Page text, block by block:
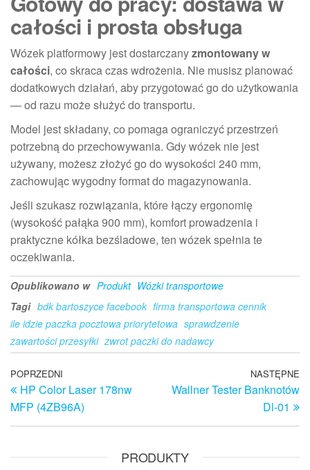
całości i prosta obsługa
Wózek platformowy jest dostarczanyzmontowany w
całości, co skraca czas wdrożenia. Nie musisz planować
dodatkowych działań, aby przygotować go do użytkowania
— od razu może służyć do transportu.
Model jest składany, co pomaga ograniczyć przestrzeń
potrzebną do przechowywania. Gdy wózek nie jest
używany, możesz złożyć go do wysokości 240 mm,
zachowując wygodny format do magazynowania.
Jeśli szukasz rozwiązania, które łączy ergonomię
(wysokość pałąka 900 mm), komfort prowadzenia i
praktyczne kółka bezśladowe, ten wózek spełnia te
oczekiwania.
Opublikowano w Produkt Wózki transportowe
Tagi bdk bartoszyce facebook firma transportowa cennik
ile idzie paczka pocztowa priorytetowa sprawdzenie
zawartości przesyłki zwrot paczki do nadawcy
Nawigacja
wpisu
Poprzedni
wpis
POPRZEDNI
HP Color Laser 178nw
MFP (4ZB96A)
NASTĘPNE
Wallner Tester Banknotów
Dl-01
PRODUKTY